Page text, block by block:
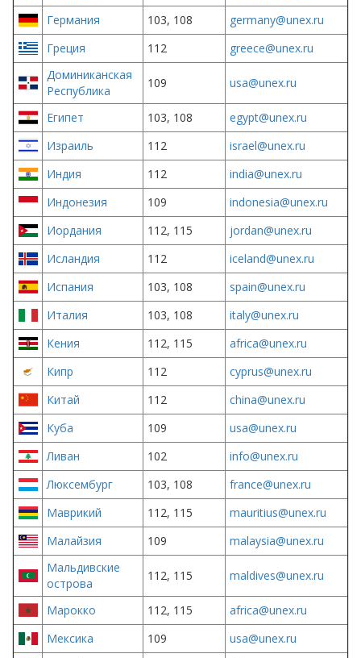
Германия
103, 108
germany@unex.ru
Греция
112
greece@unex.ru
Доминиканская
Республика
109 usa@unex.ru
Египет 103, 108
egypt@unex.ru
Израиль
112
israel@unex.ru
Индия
112
india@unex.ru
Индонезия
109
indonesia@unex.ru
Иордания
112, 115
jordan@unex.ru
Исландия
112
iceland@unex.ru
Испания
103, 108
spain@unex.ru
Италия
103, 108
italy@unex.ru
Кения
112, 115
africa@unex.ru
Кипр
112
cyprus@unex.ru
Китай
112
china@unex.ru
Куба
109
usa@unex.ru
Ливан
102
info@unex.ru
Люксембург
103, 108
france@unex.ru
Маврикий
112, 115
mauritius@unex.ru
Малайзия
109
malaysia@unex.ru
Мальдивские
острова
112, 115 maldives@unex.ru
Марокко 112, 115
africa@unex.ru
Мексика
109
usa@unex.ru